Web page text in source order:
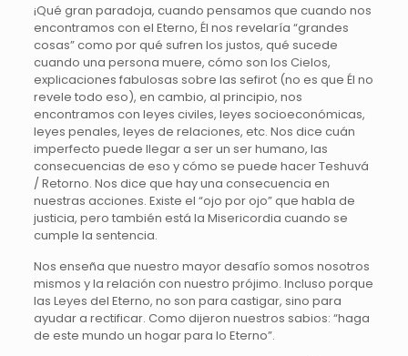
¡Qué gran paradoja, cuando pensamos que cuando nos
encontramos con el Eterno, Él nos revelaría “grandes
cosas” como por qué sufren los justos, qué sucede
cuando una persona muere, cómo son los Cielos,
explicaciones fabulosas sobre las sefirot (no es que Él no
revele todo eso), en cambio, al principio, nos
encontramos con leyes civiles, leyes socioeconómicas,
leyes penales, leyes de relaciones, etc. Nos dice cuán
imperfecto puede llegar a ser un ser humano, las
consecuencias de eso y cómo se puede hacer Teshuvá
/ Retorno. Nos dice que hay una consecuencia en
nuestras acciones. Existe el “ojo por ojo” que habla de
justicia, pero también está la Misericordia cuando se
cumple la sentencia.
Nos enseña que nuestro mayor desafío somos nosotros
mismos y la relación con nuestro prójimo. Incluso porque
las Leyes del Eterno, no son para castigar, sino para
ayudar a rectificar. Como dijeron nuestros sabios: “haga
de este mundo un hogar para lo Eterno”.